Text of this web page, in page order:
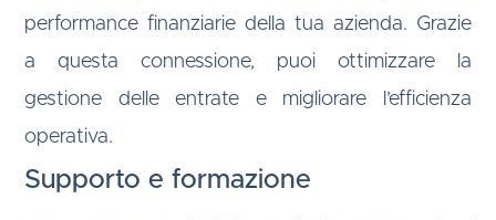
performance finanziarie della tua azienda. Grazie
a questa connessione, puoi ottimizzare la
gestione delle entrate e migliorare l’efficienza
operativa.
Supporto e formazione